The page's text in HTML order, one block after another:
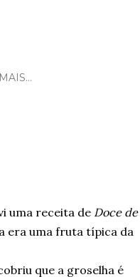
MAIS…
uma receita de Doce de
era uma fruta típica da
que a groselha é